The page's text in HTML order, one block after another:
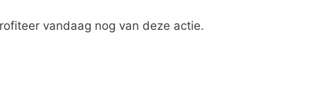
vandaag nog van deze actie.